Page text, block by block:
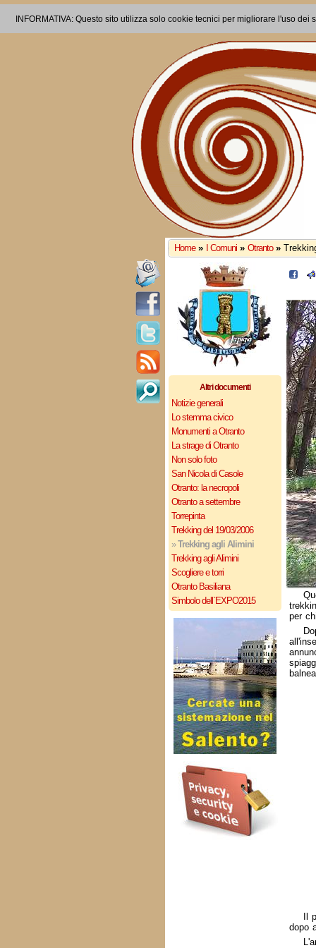
INFORMATIVA: Questo sito utilizza solo cookie tecnici per migliorare l'uso
Home » I Comuni » Otranto »
Altri documenti
Notizie generali
Lo stemma civico
Monumenti a Otranto
La strage di Otranto
Non solo foto
San Nicola di Casole
Otranto: la necropoli
Otranto a settembre
Torrepinta
Trekking del 19/03/2006
»Trekking agli Alimini
Trekking agli Alimini
Scogliere e torri
Otranto Basiliana
Simbolo dell`EXPO2015
per
Il
dopo